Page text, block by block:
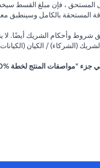
المستحق ، فإن مبلغ القسط
من البطاقة المستحقة بالكامل وسينطبق
د (2) (ج). تطبق شروط وأحكام الشريك
(الشركاء) / الكيان